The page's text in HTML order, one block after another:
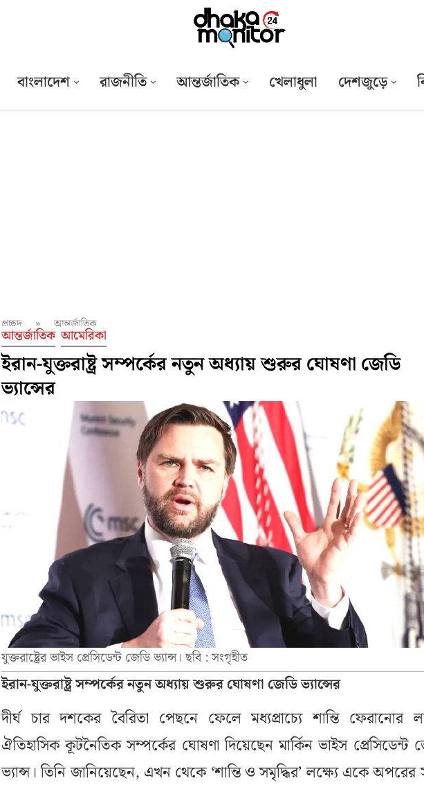
বাংলাদেশ রাজনীতি আন্তর্জাতিক খেলাধুলা দেশজুড়ে
প্রচ্ছদ » আন্তর্জাতিক
আন্তর্জাতিক আমেরিকা
ইরান-যুক্তরাষ্ট্র সম্পর্কের নতুন অধ্যায় শুরুর ঘোষণা জেডি
ভ্যান্সের
যুক্তরাষ্ট্রের ভাইস প্রেসিডেন্ট জেডি ভ্যান্স। ছবি : সংগৃহীত
ইরান-যুক্তরাষ্ট্র সম্পর্কের নতুন অধ্যায় শুরুর ঘোষণা জেডি ভ্যান্সের
দীর্ঘ চার দশকের বৈরিতা পেছনে ফেলে মধ্যপ্রাচ্যে শান্তি ফেরানোর
ঐতিহাসিক কূটনৈতিক সম্পর্কের ঘোষণা দিয়েছেন মার্কিন ভাইস প্রেসিডেন্ট
ভ্যান্স। তিনি জানিয়েছেন, এখন থেকে ‘শান্তি ও সমৃদ্ধির’ লক্ষ্যে একে অপরের